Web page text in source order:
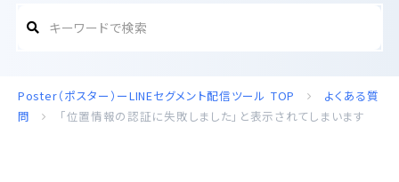
Poster（ポスター）ーLINEセグメント配信ツール TOP
よくある質
問
「位置情報の認証に失敗しました」と表示されてしまいます